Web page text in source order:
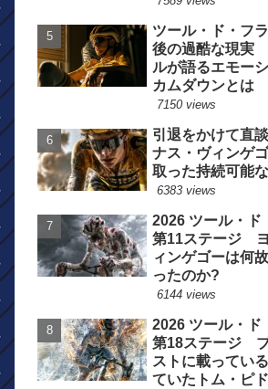
ツール・ド・フ
後の過酷な現実
ルが語るエモー
カムダウンとは
7150 views
引退をかけて直
ナス・ヴィンゲ
取った持続可能
6383 views
2026 ツール・ド
第11ステージ
ィンゲゴーは何
ったのか?
6144 views
2026 ツール・ド
第18ステージ
ストに載ってい
ていたトム・ピ